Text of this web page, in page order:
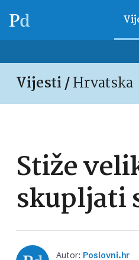
Vijesti /Hrvatska
Stiže
skupljati
Autor: Poslovni.hr